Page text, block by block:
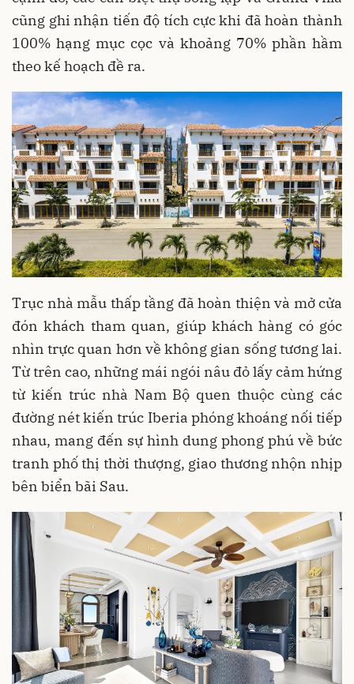
cũng ghi nhận tiến độ tích cực khi đã hoàn thành
100% hạng mục cọc và khoảng 70% phần hầm
theo kế hoạch đề ra.
Trục nhà mẫu thấp tầng đã hoàn thiện và mở cửa
đón khách tham quan, giúp khách hàng có góc
nhìn trực quan hơn về không gian sống tương lai.
Từ trên cao, những mái ngói nâu đỏ lấy cảm hứng
từ kiến trúc nhà Nam Bộ quen thuộc cùng các
đường nét kiến trúc Iberia phóng khoáng nối tiếp
nhau, mang đến sự hình dung phong phú về bức
tranh phố thị thời thượng, giao thương nhộn nhịp
bên biển bãi Sau.